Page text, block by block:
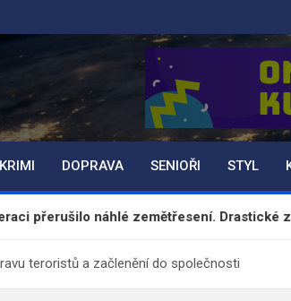
KRIMI DOPRAVA SENIOŘI STYL
náhlé zemětřesení. Drastické záběry vedly
teroristů a začlenění do společnosti